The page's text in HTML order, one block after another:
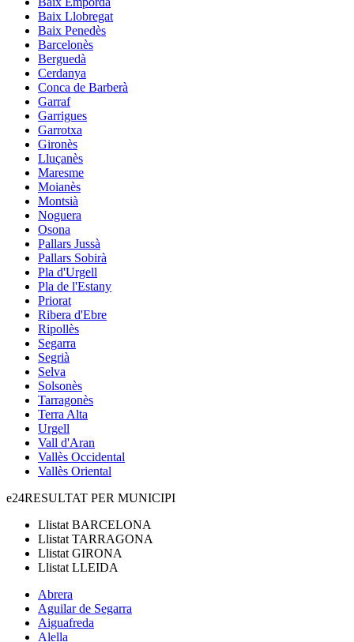
Baix Llobregat
Baix Penedès
Barcelonès
Berguedà
Cerdanya
Conca de Barberà
Garraf
Garrigues
Garrotxa
Gironès
Lluçanès
Maresme
Moianès
Montsià
Noguera
Osona
Pallars Jussà
Pallars Sobirà
Pla d'Urgell
Pla de l'Estany
Priorat
Ribera d'Ebre
Ripollès
Segarra
Segrià
Selva
Solsonès
Tarragonès
Terra Alta
Urgell
Vall d'Aran
Vallès Occidental
Vallès Oriental
e24RESULTAT PER MUNICIPI
Llistat BARCELONA
Llistat TARRAGONA
Llistat GIRONA
Llistat LLEIDA
Abrera
Aguilar de Segarra
Aiguafreda
Alella